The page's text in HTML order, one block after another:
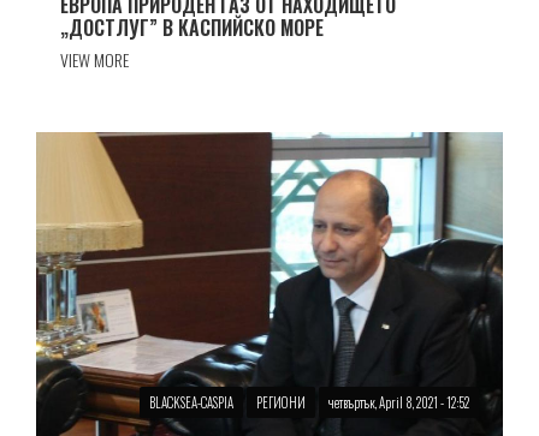
„ДОСТЛУГ” В КАСПИЙСКО МОРЕ
VIEW MORE
BLACKSEA-CASPIA РЕГИОНИ четвъртък, April 8, 2021 - 12:52